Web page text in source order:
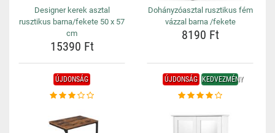
Designer kerek asztal
rusztikus barna/fekete 50 x 57
cm
15390 Ft
Dohányzóasztal rusztikus fém
vázzal barna /fekete
8190 Ft
ÚJDONSÁG ÚJDONSÁG KEDVEZMÉNY